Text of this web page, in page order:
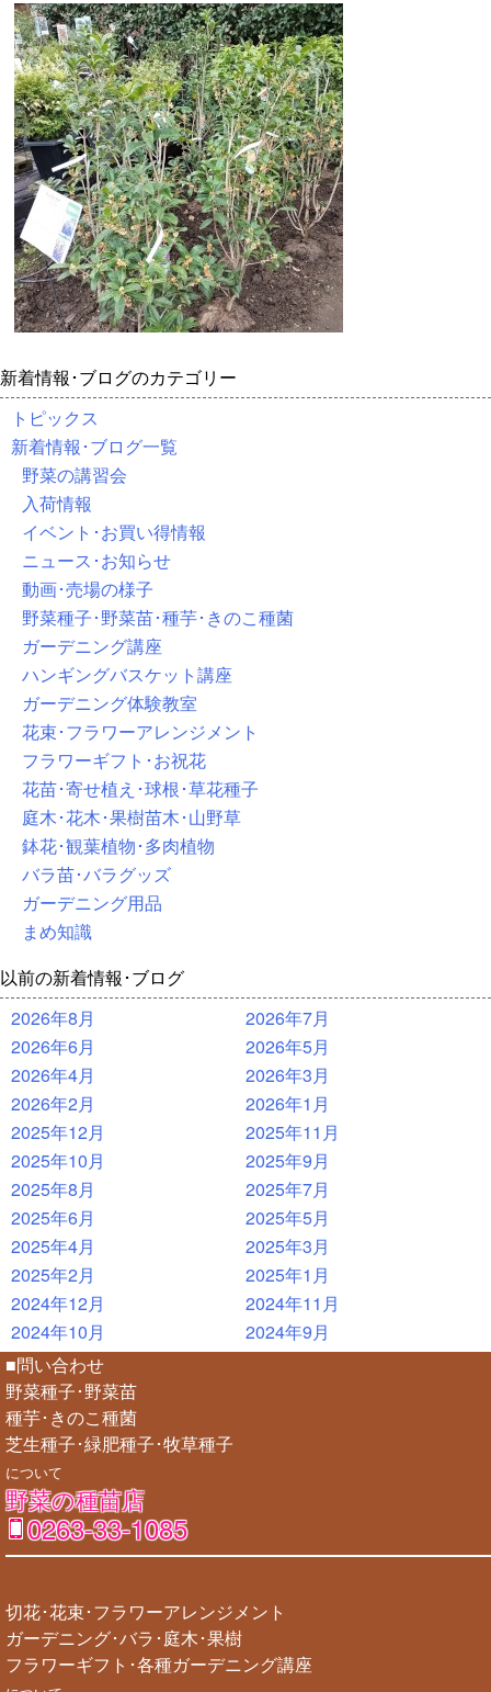
新着情報･ブログのカテゴリー
トピックス
新着情報･ブログ一覧
野菜の講習会
入荷情報
イベント･お買い得情報
ニュース･お知らせ
動画･売場の様子
野菜種子･野菜苗･種芋･きのこ種菌
ガーデニング講座
ハンギングバスケット講座
ガーデニング体験教室
花束･フラワーアレンジメント
フラワーギフト･お祝花
花苗･寄せ植え･球根･草花種子
庭木･花木･果樹苗木･山野草
鉢花･観葉植物･多肉植物
バラ苗･バラグッズ
ガーデニング用品
まめ知識
以前の新着情報･ブログ
2026年8月
2026年7月
2026年6月
2026年5月
2026年4月
2026年3月
2026年2月
2026年1月
2025年12月
2025年11月
2025年10月
2025年9月
2025年8月
2025年7月
2025年6月
2025年5月
2025年4月
2025年3月
2025年2月
2025年1月
2024年12月
2024年11月
2024年10月
2024年9月
■問い合わせ
野菜種子･野菜苗
種芋･きのこ種菌
芝生種子･緑肥種子･牧草種子
について
野菜の種苗店
0263-33-1085
切花･花束･フラワーアレンジメント
ガーデニング･バラ･庭木･果樹
フラワーギフト･各種ガーデニング講座